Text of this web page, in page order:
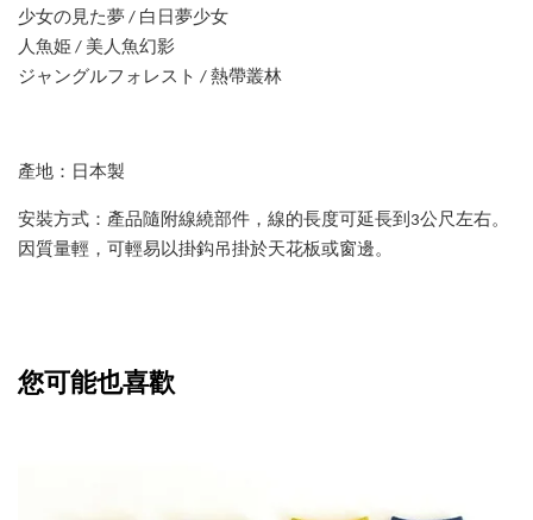
少女の見た夢 / 白日夢少女
人魚姫 / 美人魚幻影
ジャングルフォレスト / 熱帶叢林
產地：日本製
安裝方式：產品隨附線繞部件，線的長度可延長到3公尺左右。
因質量輕，可輕易以掛鈎吊掛於天花板或窗邊。
您可能也喜歡